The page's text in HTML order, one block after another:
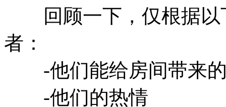
回顾一下，仅根据以
者：
-他们能给房间带来
-他们的热情